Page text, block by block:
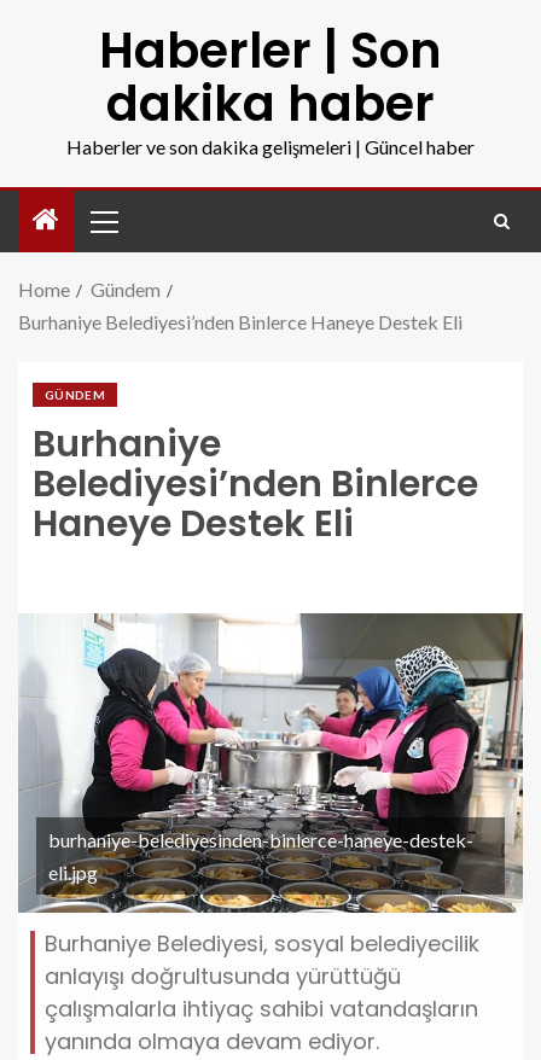
Haberler | Son
dakika haber
Haberler ve son dakika gelişmeleri | Güncel haber
Home
Gündem
Burhaniye Belediyesi’nden Binlerce Haneye Destek Eli
GÜNDEM
Burhaniye
Belediyesi’nden Binlerce
Haneye Destek Eli
burhaniye-belediyesinden-binlerce-haneye-destek-
eli.jpg
Burhaniye Belediyesi, sosyal belediyecilik
anlayışı doğrultusunda yürüttüğü
çalışmalarla ihtiyaç sahibi vatandaşların
yanında olmaya devam ediyor.